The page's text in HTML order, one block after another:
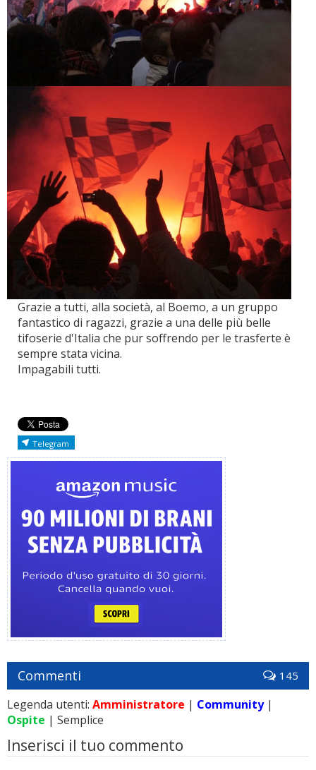
Grazie a tutti, alla società, al Boemo, a un gruppo
fantastico di ragazzi, grazie a una delle più belle
tifoserie d'Italia che pur soffrendo per le trasferte è
sempre stata vicina.
Impagabili tutti.
Telegram
Commenti 145
Legenda utenti: Amministratore | Community|
Ospite | Semplice
Inserisci il tuo commento